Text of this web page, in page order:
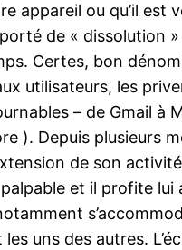
ou qu’il est
de « dissolution
Certes, bon
utilisateurs, les
– de Gmail à
). Depuis
de son
et il profite lui
uns des autres.